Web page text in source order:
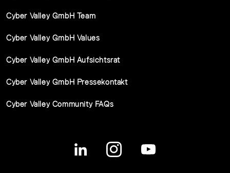
Cyber Valley GmbH Team
Cyber Valley GmbH Values
Cyber Valley GmbH Aufsichtsrat
Cyber Valley GmbH Pressekontakt
Cyber Valley Community FAQs